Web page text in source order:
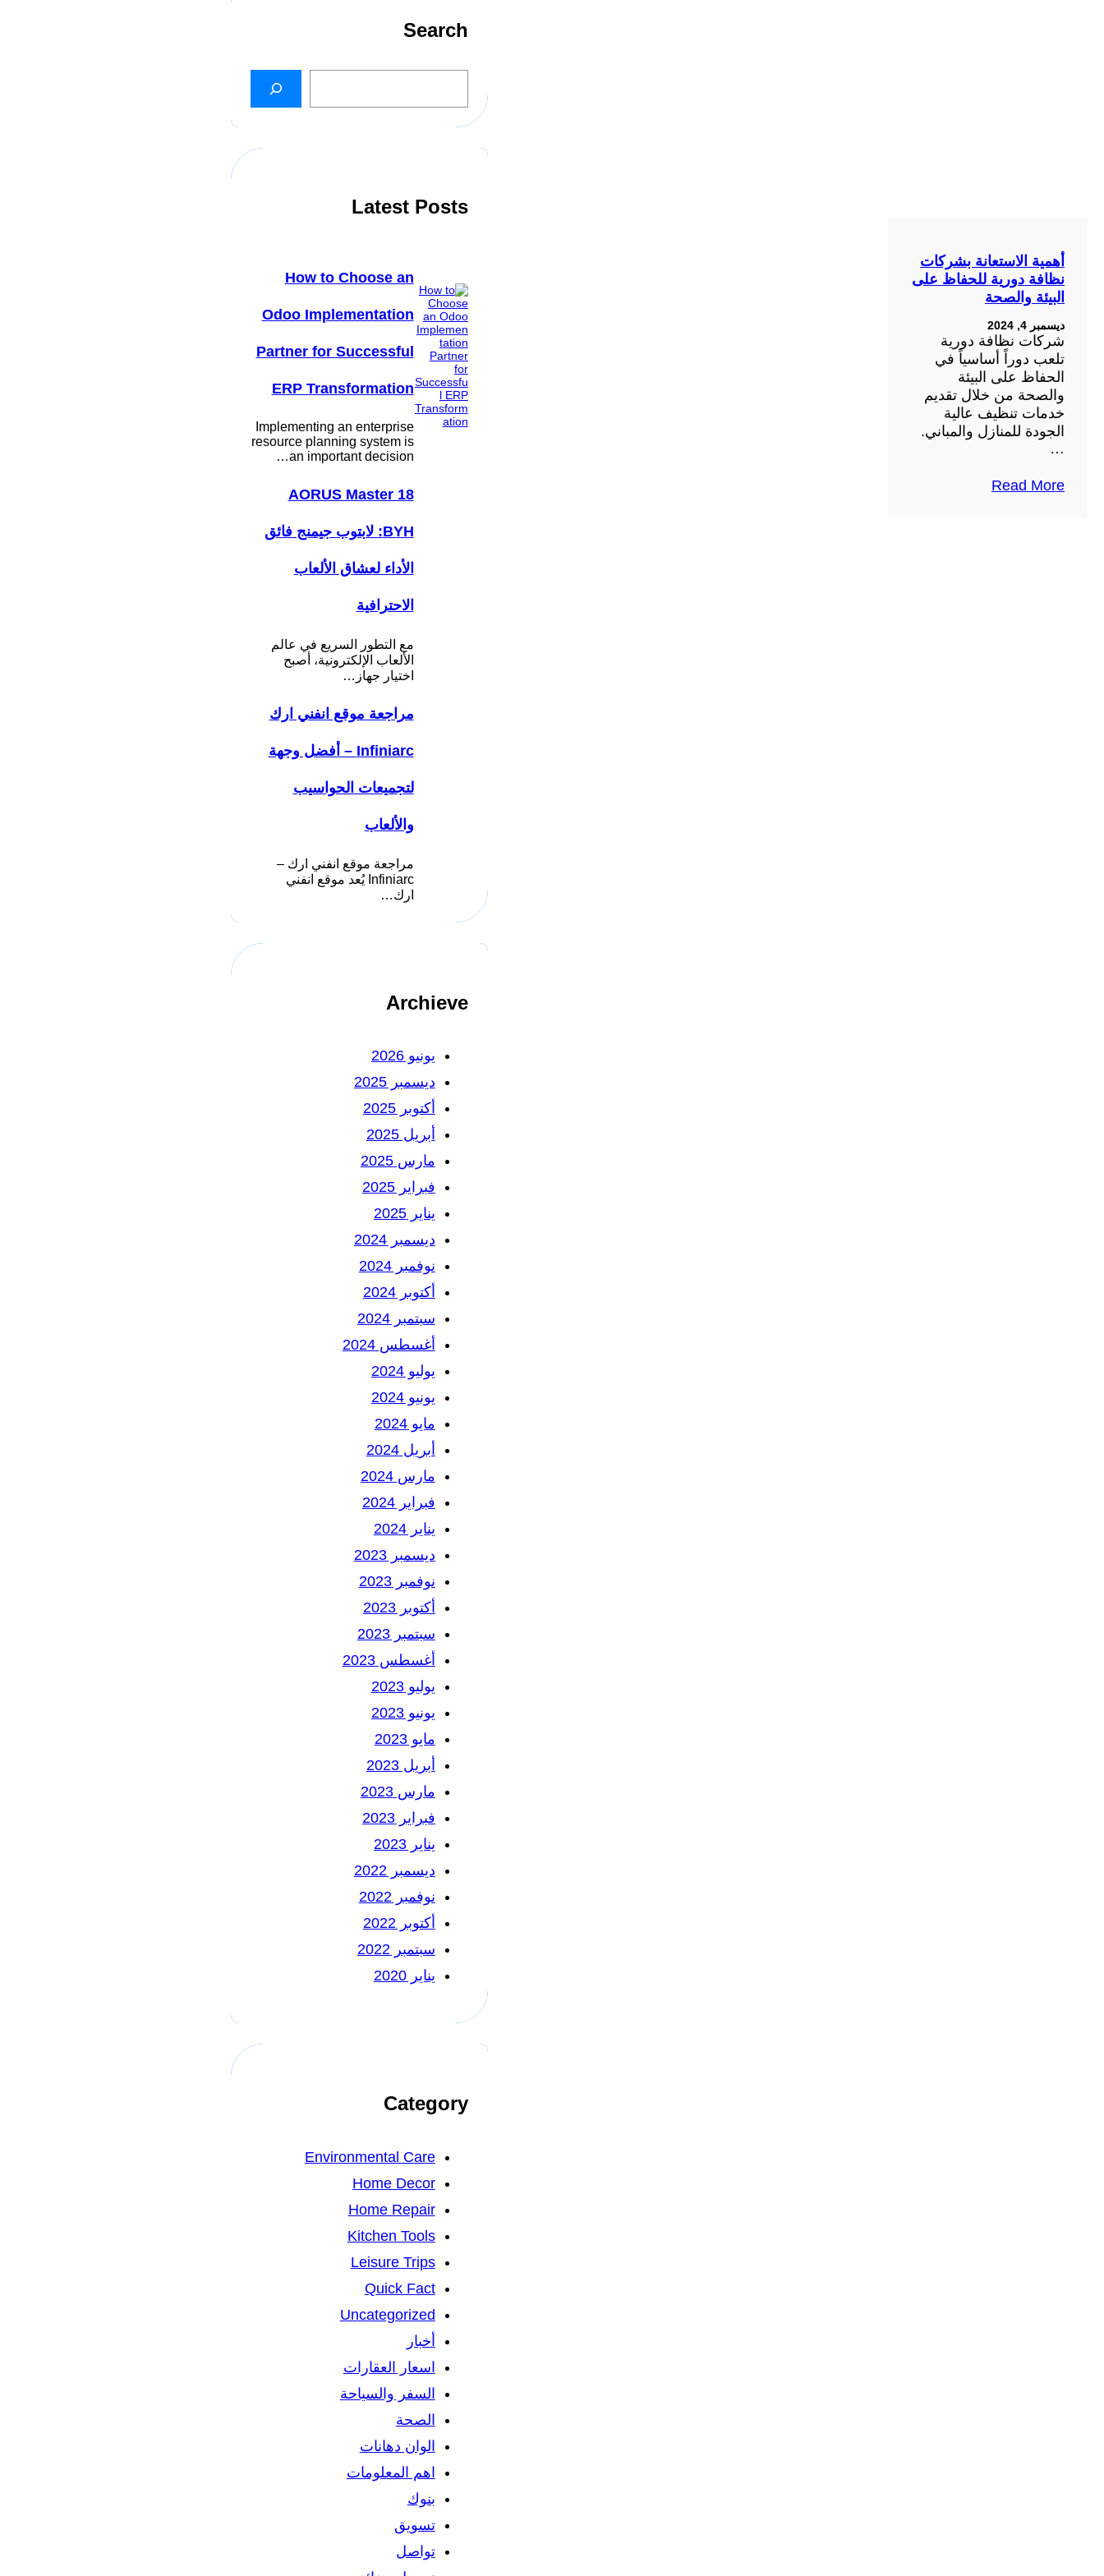
أهمية الاستعانة بشركات
نظافة دورية للحفاظ على
البيئة والصحة
ديسمبر 4, 2024
شركات نظافة دورية
تلعب دوراً أساسياً في
الحفاظ على البيئة
والصحة من خلال تقديم
خدمات تنظيف عالية
الجودة للمنازل والمباني.
…
Read More
Search
c
Latest Posts
How to Choose an
Odoo Implementation
Partner for Successful
ERP Transformation
Implementing an enterprise
resource planning system is
an important decision…
AORUS Master 18
BYH: لابتوب جيمنج فائق
الأداء لعشاق الألعاب
الاحترافية
مع التطور السريع في عالم
الألعاب الإلكترونية، أصبح
اختيار جهاز…
مراجعة موقع انفني ارك
Infiniarc – أفضل وجهة
لتجميعات الحواسيب
والألعاب
مراجعة موقع انفني ارك –
Infiniarc يُعد موقع انفني
ارك…
Archieve
يونيو 2026
ديسمبر 2025
أكتوبر 2025
أبريل 2025
مارس 2025
فبراير 2025
يناير 2025
ديسمبر 2024
نوفمبر 2024
أكتوبر 2024
سبتمبر 2024
أغسطس 2024
يوليو 2024
يونيو 2024
مايو 2024
أبريل 2024
مارس 2024
فبراير 2024
يناير 2024
ديسمبر 2023
نوفمبر 2023
أكتوبر 2023
سبتمبر 2023
أغسطس 2023
يوليو 2023
يونيو 2023
مايو 2023
أبريل 2023
مارس 2023
فبراير 2023
يناير 2023
ديسمبر 2022
نوفمبر 2022
أكتوبر 2022
سبتمبر 2022
يناير 2020
Category
Environmental Care
Home Decor
Home Repair
Kitchen Tools
Leisure Trips
Quick Fact
Uncategorized
أخبار
اسعار العقارات
السفر والسياحة
الصحة
الوان دهانات
اهم المعلومات
بنوك
تسويق
تواصل